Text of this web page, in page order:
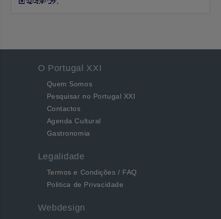
O Portugal XXI
Quem Somos
Pesquisar no Portugal XXI
Contactos
Agenda Cultural
Gastronomia
Legalidade
Termos e Condições / FAQ
Politica de Privacidade
Webdesign